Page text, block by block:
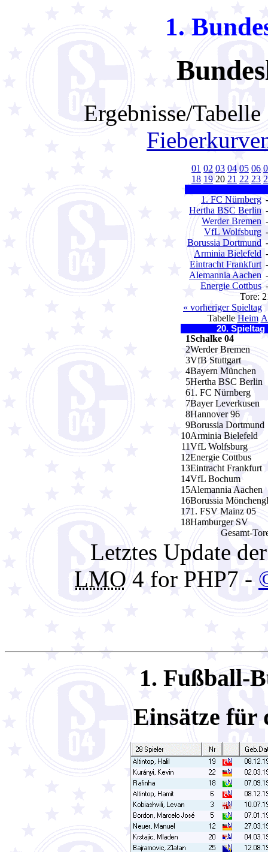
1.
Ergebnisse/
01 02 03 04 05 06
18 19 20 21 22 23
1. FC Nürnberg -
Hertha BSC Berlin -
Werder Bremen -
VfL Wolfsburg -
Borussia Dortmund -
Arminia Bielefeld -
Eintracht Frankfurt -
Alemannia Aachen -
Energie Cottbus -
Tore:
« vorheriger Spieltag
Tabelle Heim
20. Spieltag
1Schalke 04
2Werder Bremen
3VfB Stuttgart
4Bayern München
5Hertha BSC Berlin
61. FC Nürnberg
7Bayer Leverkusen
8Hannover 96
9Borussia Dortmund
10Arminia Bielefeld
11VfL Wolfsburg
12Energie Cottbus
13Eintracht Frankfurt
14VfL Bochum
15Alemannia Aachen
16Borussia
171. FSV Mainz 05
18Hamburger SV
Gesamt-
Letztes Update
LMO 4 for PHP7 -
1. Fußball-
Einsätze für